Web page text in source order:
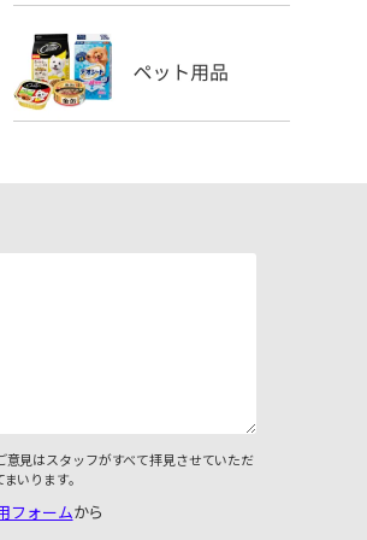
見はスタッフがすべて拝見させていただ
いります。
フォームから